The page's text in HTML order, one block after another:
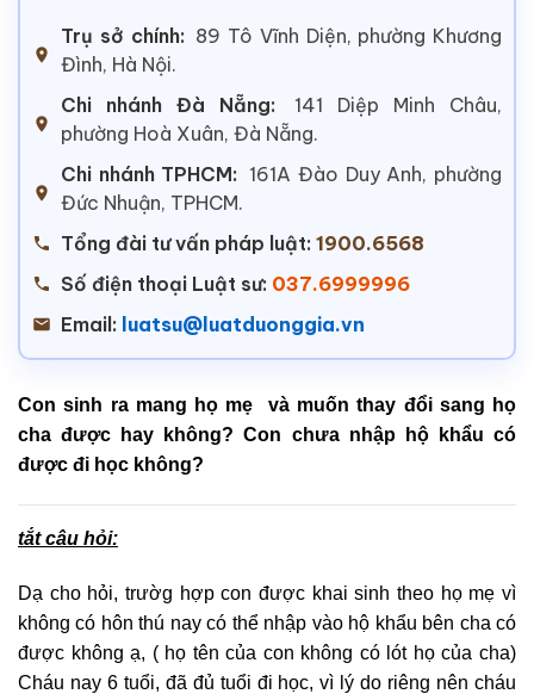
Trụ sở chính: 89 Tô Vĩnh Diện, phường Khương
Đình, Hà Nội.
Chi nhánh Đà Nẵng:
141 Diệp Minh Châu,
phường Hoà Xuân, Đà Nẵng.
Chi nhánh TPHCM: 161A Đào Duy Anh, phường
Đức Nhuận, TPHCM.
Tổng đài tư vấn pháp luật: 1900.6568
Số điện thoại Luật sư: 037.6999996
Email: luatsu@luatduonggia.vn
Con sinh ra mang họ mẹ và muốn thay đổi sang họ
cha được hay không? Con chưa nhập hộ khẩu có
được đi học không?
tắt câu hỏi:
Dạ cho hỏi, trườg hợp con được khai sinh theo họ mẹ vì
không có hôn thú nay có thể nhập vào hộ khẩu bên cha có
được không ạ, ( họ tên của con không có lót họ của cha)
Cháu nay 6 tuổi, đã đủ tuổi đi học, vì lý do riêng nên cháu